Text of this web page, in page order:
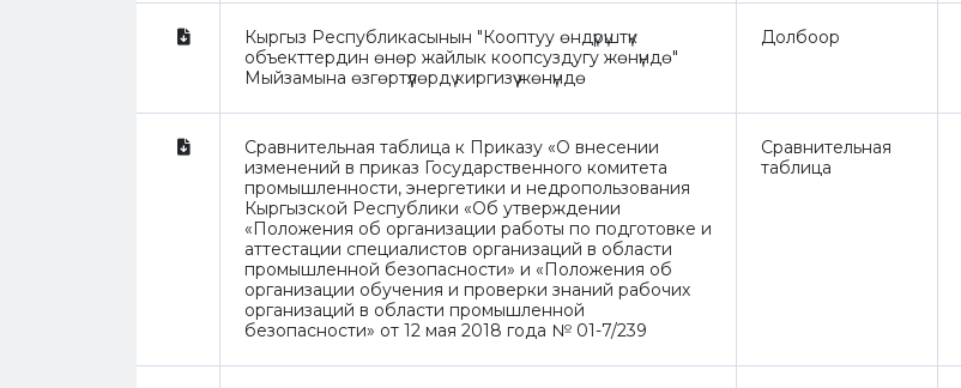
Кыргыз Республикасынын "Кооптуу өндүрүштүк
объекттердин өнөр жайлык коопсуздугу жөнүндө"
Мыйзамына өзгөртүүлөрдү киргизүү жөнүндө
Долбоор
Сравнительная таблица к Приказу «О внесении
изменений в приказ Государственного комитета
промышленности, энергетики и недропользования
Кыргызской Республики «Об утверждении
«Положения об организации работы по подготовке и
аттестации специалистов организаций в области
промышленной безопасности» и «Положения об
организации обучения и проверки знаний рабочих
организаций в области промышленной
безопасности» от 12 мая 2018 года № 01-7/239
Сравнительная
таблица